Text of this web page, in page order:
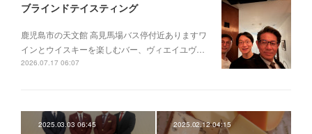
ブラインドテイスティング
鹿児島市の天文館 高見馬場バス停付近ありますワ
インとウイスキーを楽しむバー、ヴィエイユヴ…
2026.07.17 06:07
2025.03.03 06:45 2025.02.12 04:15